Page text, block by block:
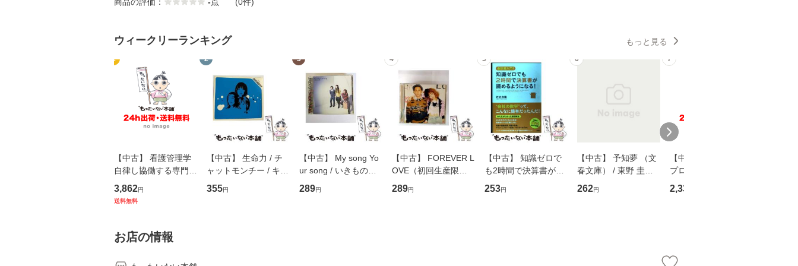
ウィークリーランキング もっと見る
1
【中古】 看護管理学
自律し協働する専門職
の看護マネジメントス
キル 改訂第3版 (看護
堂 [単行
3,862円
送料無料
2
【中古】 生命力 / チ
ャットモンチー / キュ
ーンレコード [CD]
【メール便送料無料】
355円
3
【中古】 My song Yo
ur song / いきものが
かり / [CD]【メール便
送料無料】
289円
4
【中古】 FOREVER L
OVE（初回生産限定
盤） / 清水翔太×加藤
ミリヤ / [CD]【メール
289円
5
【中古】 知識ゼロで
も2時間で決算書が読
めるようになる！ 会
計超入門！ / 佐伯 良
253円
6
【中古】 予知夢 （文
春文庫） / 東野 圭吾 /
文藝春秋 [文庫]【メー
ル便送料無料】
262円
7
【中古】 野ブタ。を
プロデュース [DVD-B
OX] / バップ [DVD]
【メール便送料無料】
2,335
お店の情報